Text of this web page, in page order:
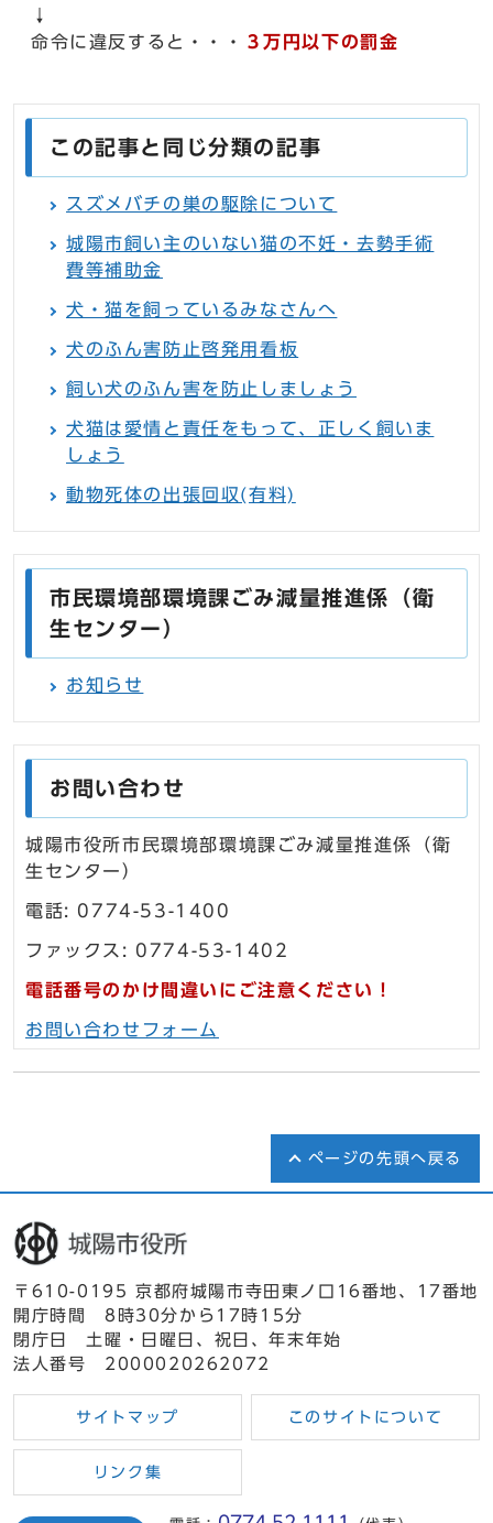
↓
命令に違反すると・・・
３万円以下の罰金
この記事と同じ分類の記事
スズメバチの巣の駆除について
城陽市飼い主のいない猫の不妊・去勢手術
費等補助金
犬・猫を飼っているみなさんへ
犬のふん害防止啓発用看板
飼い犬のふん害を防止しましょう
犬猫は愛情と責任をもって、正しく飼いま
しょう
動物死体の出張回収(有料)
市民環境部環境課ごみ減量推進係（衛
生センター）
お知らせ
お問い合わせ
城陽市役所市民環境部環境課ごみ減量推進係（衛
生センター）
電話: 0774-53-1400
ファックス: 0774-53-1402
電話番号のかけ間違いにご注意ください！
お問い合わせフォーム
ページの先頭へ戻る
〒610-0195 京都府城陽市寺田東ノ口16番地、17番地
開庁時間 8時30分から17時15分
閉庁日 土曜・日曜日、祝日、年末年始
法人番号 2000020262072
サイトマップ このサイトについて
リンク集